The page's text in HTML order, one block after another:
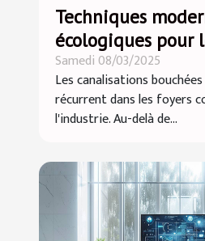
Techniques
écologiques pour
débouchage des
Samedi 08/03/2025
Les canalisations
récurrent dans les foyers
l'industrie. Au-delà de...